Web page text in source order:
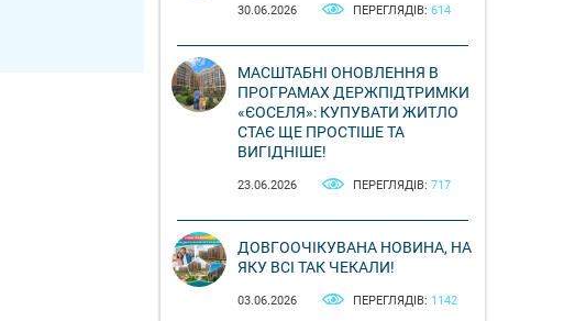
30.06.2026 ПЕРЕГЛЯДІВ: 614
МАСШТАБНІ ОНОВЛЕННЯ В
ПРОГРАМАХ ДЕРЖПІДТРИМКИ
«ЄОСЕЛЯ»: КУПУВАТИ ЖИТЛО
СТАЄ ЩЕ ПРОСТІШЕ ТА
ВИГІДНІШЕ!
23.06.2026 ПЕРЕГЛЯДІВ: 717
ДОВГООЧІКУВАНА НОВИНА, НА
ЯКУ ВСІ ТАК ЧЕКАЛИ!
03.06.2026 ПЕРЕГЛЯДІВ: 1142